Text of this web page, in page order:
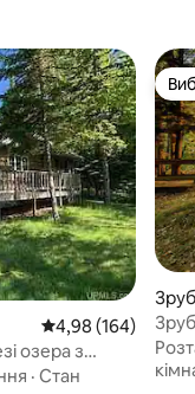
Середня оцінка:
4,98 (164)
озера з
· Стан